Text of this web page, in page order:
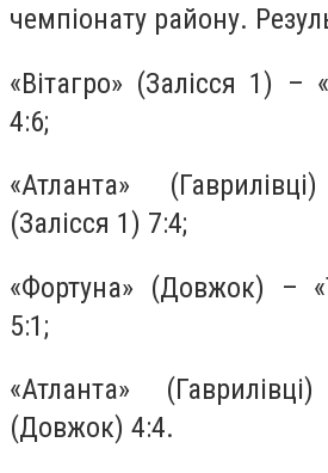
чемпіонату району.
«Вітагро» (Залісся 1) –
4:6;
«Атланта»
(Залісся 1) 7:4;
«Фортуна» (Довжок) –
5:1;
«Атланта»
(Довжок) 4:4.